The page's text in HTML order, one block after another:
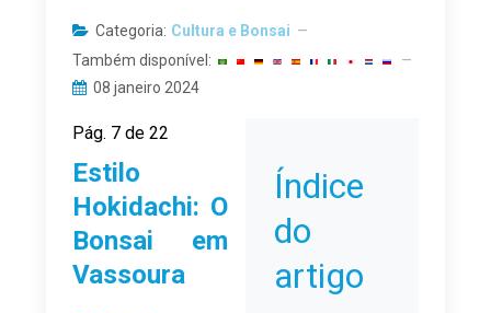
Categoria: Cultura e Bonsai
Também disponível:
08 janeiro 2024
Índice
do
artigo
Pág. 7 de 22
Estilo
Hokidachi: O
Bonsai em
Vassoura